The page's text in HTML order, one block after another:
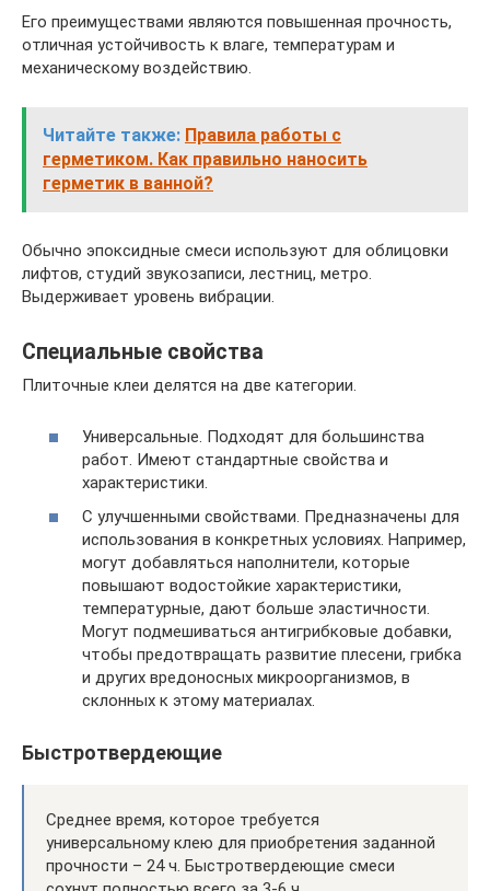
Его преимуществами являются повышенная прочность,
отличная устойчивость к влаге, температурам и
механическому воздействию.
Читайте также: Правила работы с
герметиком. Как правильно наносить
герметик в ванной?
Обычно эпоксидные смеси используют для облицовки
лифтов, студий звукозаписи, лестниц, метро.
Выдерживает уровень вибрации.
Специальные свойства
Плиточные клеи делятся на две категории.
Универсальные. Подходят для большинства
работ. Имеют стандартные свойства и
характеристики.
С улучшенными свойствами. Предназначены для
использования в конкретных условиях. Например,
могут добавляться наполнители, которые
повышают водостойкие характеристики,
температурные, дают больше эластичности.
Могут подмешиваться антигрибковые добавки,
чтобы предотвращать развитие плесени, грибка
и других вредоносных микроорганизмов, в
склонных к этому материалах.
Быстротвердеющие
Среднее время, которое требуется
универсальному клею для приобретения заданной
прочности – 24 ч. Быстротвердеющие смеси